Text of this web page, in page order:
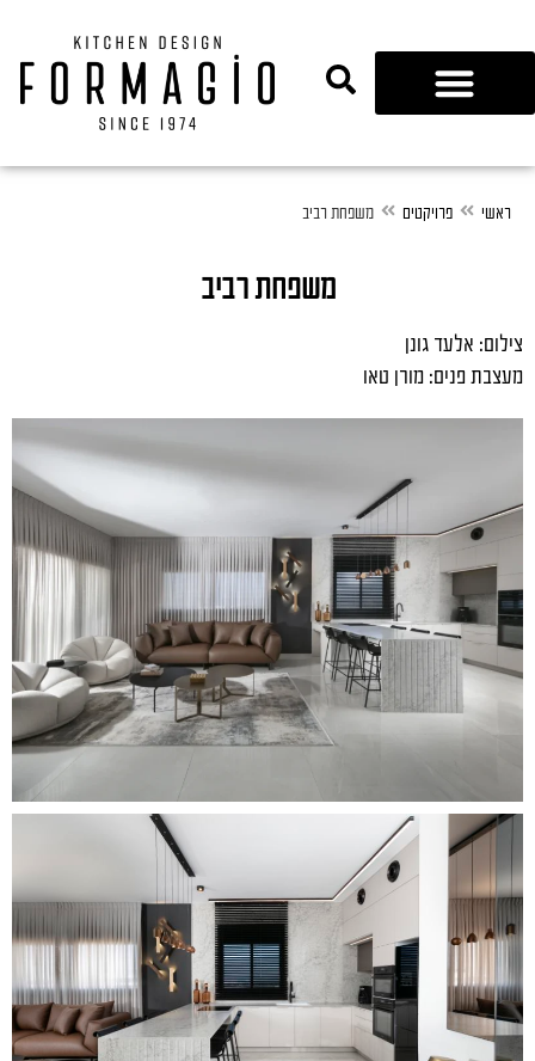
ראשי פרויקטים משפחת רביב
משפחת רביב
צילום: אלעד גונן
מעצבת פנים: מורן טאו